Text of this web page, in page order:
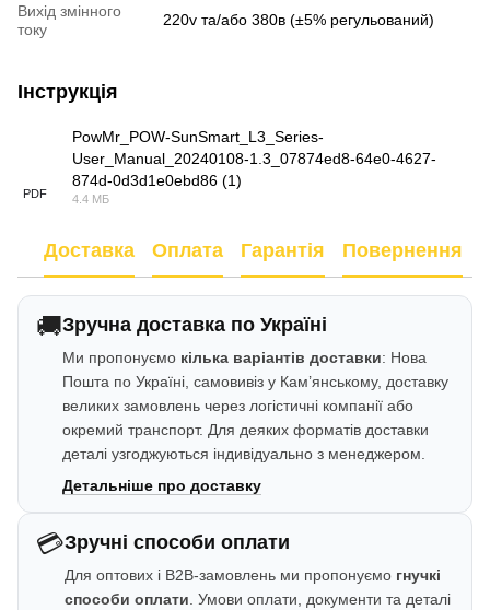
Вихід змінного
току
220v та/або 380в (±5% регульований)
Інструкція
PDF
PowMr_POW-SunSmart_L3_Series-
User_Manual_20240108-1.3_07874ed8-64e0-4627-
874d-0d3d1e0ebd86 (1)
4.4 МБ
Доставка Оплата Гарантія Повернення
🚚Зручна доставка по Україні
Ми пропонуємо кілька варіантів доставки: Нова
Пошта по Україні, самовивіз у Кам’янському, доставку
великих замовлень через логістичні компанії або
окремий транспорт. Для деяких форматів доставки
деталі узгоджуються індивідуально з менеджером.
Детальніше про доставку
💳Зручні способи оплати
Для оптових і B2B-замовлень ми пропонуємо гнучкі
способи оплати . Умови оплати, документи та деталі